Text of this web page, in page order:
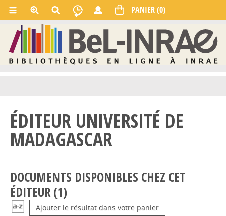
ÉDITEUR UNIVERSITÉ DE
MADAGASCAR
DOCUMENTS DISPONIBLES CHEZ CET
ÉDITEUR (1)
Ajouter le résultat dans votre panier